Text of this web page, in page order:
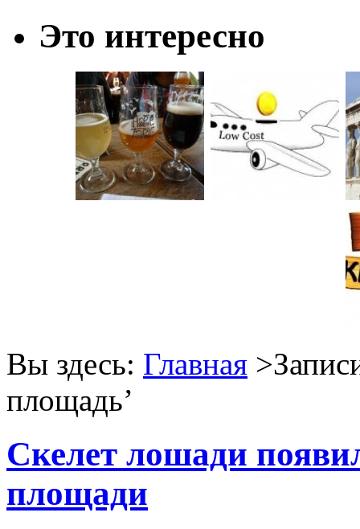
Это интересно
Вы здесь: Главная
площадь’
Скелет лошади
площади